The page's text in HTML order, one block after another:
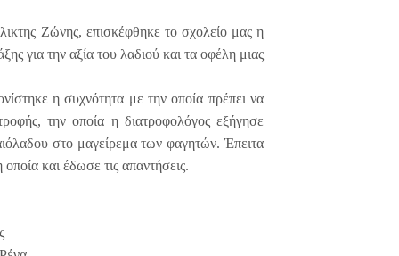
Ζώνης, επισκέφθηκε το σχολείο μας η
για την αξία του λαδιού και τα οφέλη μιας
η συχνότητα με την οποία πρέπει να
την οποία η διατροφολόγος εξήγησε
στο μαγείρεμα των φαγητών. Έπειτα
και έδωσε τις απαντήσεις.